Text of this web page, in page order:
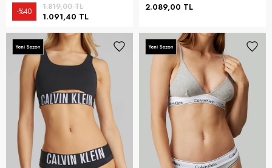
1.091,40 TL
1.819,00 TL
%40
2.089,00 TL